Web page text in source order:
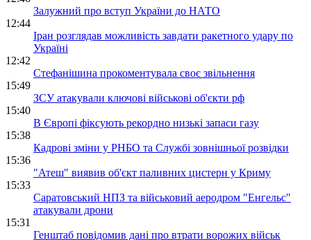
Залужний про вступ України до НАТО
12:44
Іран розглядав можливість завдати ракетного удару по
Україні
12:42
Стефанішина прокоментувала своє звільнення
15:49
ЗСУ атакували ключові військові об'єкти рф
15:40
В Європі фіксують рекордно низькі запаси газу
15:38
Кадрові зміни у РНБО та Службі зовнішньої розвідки
15:36
"Атеш" виявив об'єкт паливних цистерн у Криму
15:33
Саратовський НПЗ та військовий аеродром "Енгельс"
атакували дрони
15:31
Генштаб повідомив дані про втрати ворожих військ